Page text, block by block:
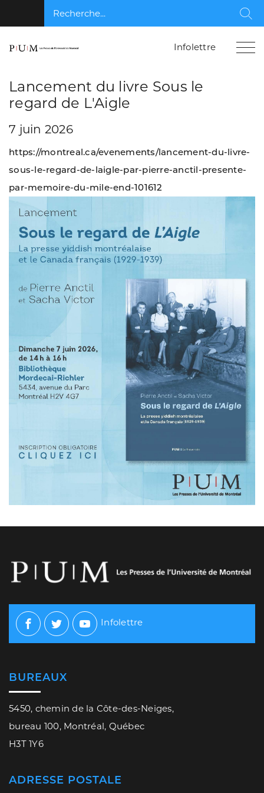
Recherche...
Infolettre
Lancement du livre Sous le
regard de L'Aigle
7 juin 2026
https://montreal.ca/evenements/lancement-du-livre-
sous-le-regard-de-laigle-par-pierre-anctil-presente-
par-memoire-du-mile-end-101612
Facebook
TwitterYoutube
Infolettre
BUREAUX
5450, chemin de la Côte-des-Neiges,
bureau 100, Montréal, Québec
H3T 1Y6
ADRESSE POSTALE